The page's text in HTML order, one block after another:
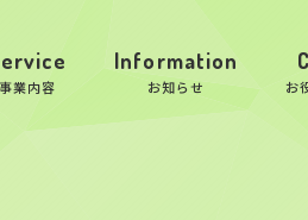
事業内容
Information
お知らせ お